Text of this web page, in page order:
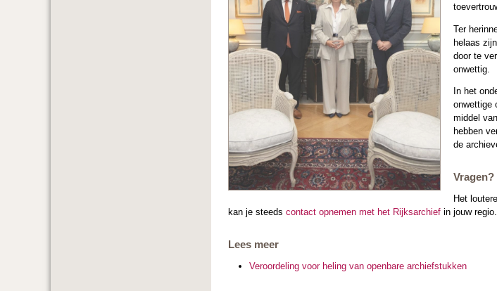
Ter
helaas
door te
onwettig.
In het
onwettige
middel
hebben
de
Vragen?
Het
kan je steeds contact opnemen met het Rijksarchief in jouw regio.
Lees meer
Veroordeling voor heling van openbare archiefstukken